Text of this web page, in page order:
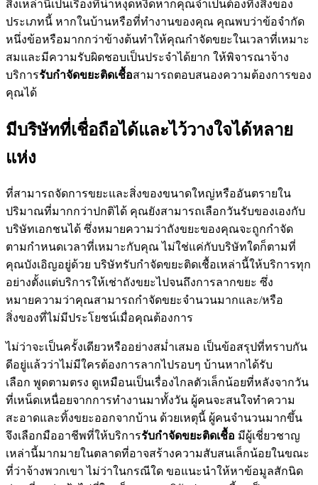
สิ่งเหล่านี้เป็นเรื่องที่น่าหงุดหงิดหากคุณจำเป็นต้องทิ้งสิ่งของ
ประเภทนี้ หากในบ้านหรือที่ทำงานของคุณ คุณพบว่าข้อจำกัด
หนึ่งข้อหรือมากกว่าข้างต้นทำให้คุณกำจัดขยะในเวลาที่เหมาะ
สมและมีความรับผิดชอบเป็นประจำได้ยาก ให้พิจารณาจ้าง
บริการรับกำจัดขยะติดเชื้อสามารถตอบสนองความต้องการของ
คุณได้
มีบริษัทที่เชื่อถือได้และไว้วางใจได้หลาย
แห่ง
ที่สามารถจัดการขยะและสิ่งของขนาดใหญ่หรืออันตรายใน
ปริมาณที่มากกว่าปกติได้ คุณยังสามารถเลือกวันรับของเองกับ
บริษัทเอกชนได้ ซึ่งหมายความว่าถังขยะของคุณจะถูกกำจัด
ตามกำหนดเวลาที่เหมาะกับคุณ ไม่ใช่แค่กับบริษัทใดก็ตามที่
คุณบังเอิญอยู่ด้วย บริษัทรับกำจัดขยะติดเชื้อเหล่านี้ให้บริการทุก
อย่างตั้งแต่บริการให้เช่าถังขยะไปจนถึงการลากขยะ ซึ่ง
หมายความว่าคุณสามารถกำจัดขยะจำนวนมากและ/หรือ
สิ่งของที่ไม่มีประโยชน์เมื่อคุณต้องการ
ไม่ว่าจะเป็นครั้งเดียวหรืออย่างสม่ำเสมอ เป็นข้อสรุปที่ทราบกัน
ดีอยู่แล้วว่าไม่มีใครต้องการลากไปรอบๆ บ้านหากได้รับ
เลือก พูดตามตรง ดูเหมือนเป็นเรื่องไกลตัวเล็กน้อยที่หลังจากวัน
ที่เหน็ดเหนื่อยจากการทำงานมาทั้งวัน ผู้คนจะสนใจทำความ
สะอาดและทิ้งขยะออกจากบ้าน ด้วยเหตุนี้ ผู้คนจำนวนมากขึ้น
จึงเลือกมืออาชีพที่ให้บริการรับกำจัดขยะติดเชื้อ มีผู้เชี่ยวชาญ
เหล่านี้มากมายในตลาดที่อาจสร้างความสับสนเล็กน้อยในขณะ
ที่ว่าจ้างพวกเขา ไม่ว่าในกรณีใด ขอแนะนำให้หาข้อมูลสักนิด